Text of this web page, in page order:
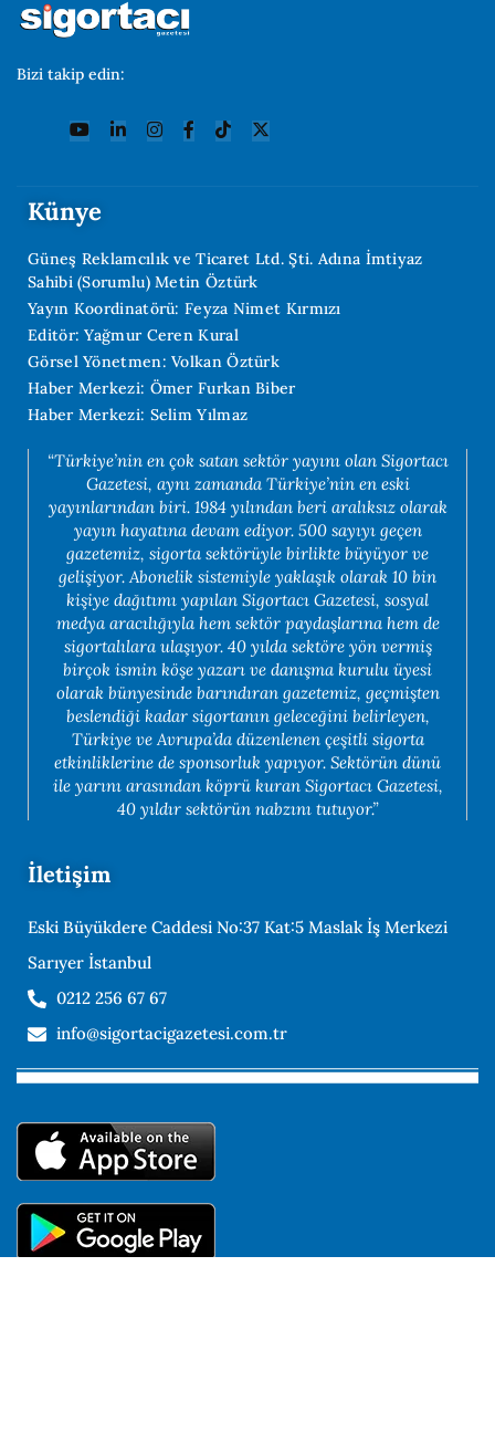
Bizi takip edin:
Künye
Güneş Reklamcılık ve Ticaret Ltd. Şti. Adına İmtiyaz
Sahibi (Sorumlu) Metin Öztürk
Yayın Koordinatörü: Feyza Nimet Kırmızı
Editör: Yağmur Ceren Kural
Görsel Yönetmen: Volkan Öztürk
Haber Merkezi: Ömer Furkan Biber
Haber Merkezi: Selim Yılmaz
“Türkiye’nin en çok satan sektör yayını olan Sigortacı
Gazetesi, aynı zamanda Türkiye’nin en eski
yayınlarından biri. 1984 yılından beri aralıksız olarak
yayın hayatına devam ediyor. 500 sayıyı geçen
gazetemiz, sigorta sektörüyle birlikte büyüyor ve
gelişiyor. Abonelik sistemiyle yaklaşık olarak 10 bin
kişiye dağıtımı yapılan Sigortacı Gazetesi, sosyal
medya aracılığıyla hem sektör paydaşlarına hem de
sigortalılara ulaşıyor. 40 yılda sektöre yön vermiş
birçok ismin köşe yazarı ve danışma kurulu üyesi
olarak bünyesinde barındıran gazetemiz, geçmişten
beslendiği kadar sigortanın geleceğini belirleyen,
Türkiye ve Avrupa’da düzenlenen çeşitli sigorta
etkinliklerine de sponsorluk yapıyor. Sektörün dünü
ile yarını arasından köprü kuran Sigortacı Gazetesi,
40 yıldır sektörün nabzını tutuyor.”
İletişim
Eski Büyükdere Caddesi No:37 Kat:5 Maslak İş Merkezi
Sarıyer İstanbul
0212 256 67 67
info@sigortacigazetesi.com.tr